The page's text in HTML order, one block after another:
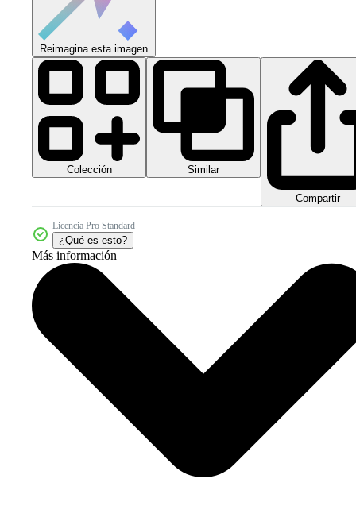
Reimagina esta imagen
Colección Similar
Compartir
Licencia Pro Standard
¿Qué es esto?
Más información